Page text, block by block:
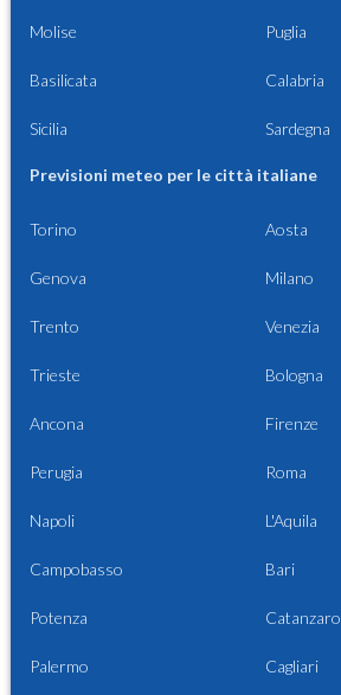
Molise Puglia
Basilicata Calabria
Sicilia Sardegna
Previsioni meteo per le città italiane
Torino Aosta
Genova Milano
Trento Venezia
Trieste Bologna
Ancona Firenze
Perugia Roma
Napoli L'Aquila
Campobasso Bari
Potenza Catanzaro
Palermo Cagliari